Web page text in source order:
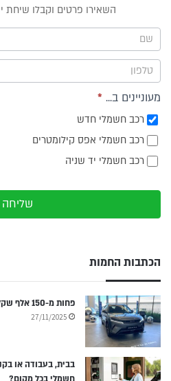
תפריט
צד
השאירו פרטים וקבלו שיחת
מעוניינים ב... *
רכב חשמלי חדש
רכב חשמלי אפס קילומטרים
רכב חשמלי יד שניה
שליחה
הכתבות החמות
פחות מ-150 אלף שקלים: BYD אטו 2 בישראל
27/11/2025
בבית, בעבודה או